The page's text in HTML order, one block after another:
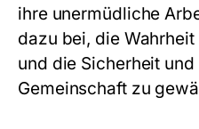
ihre unermüdliche
dazu bei, die
und die Sicherheit
Gemeinschaft zu